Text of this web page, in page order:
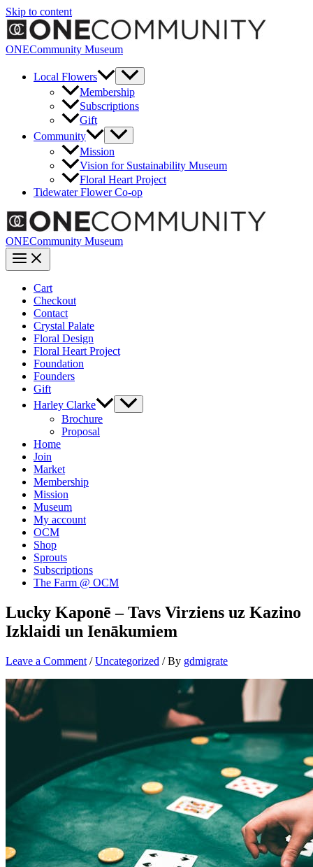
Skip to content
ONECommunity Museum
Local Flowers
Membership
Subscriptions
Gift
Community
Mission
Vision for Sustainability Museum
Floral Heart Project
Tidewater Flower Co-op
ONECommunity Museum
Cart
Checkout
Contact
Crystal Palate
Floral Design
Floral Heart Project
Foundation
Founders
Gift
Harley Clarke
Brochure
Proposal
Home
Join
Market
Membership
Mission
Museum
My account
OCM
Shop
Sprouts
Subscriptions
The Farm @ OCM
Lucky Kaponē – Tavs Virziens uz Kazino
Izklaidi un Ienākumiem
Leave a Comment /Uncategorized / By gdmigrate